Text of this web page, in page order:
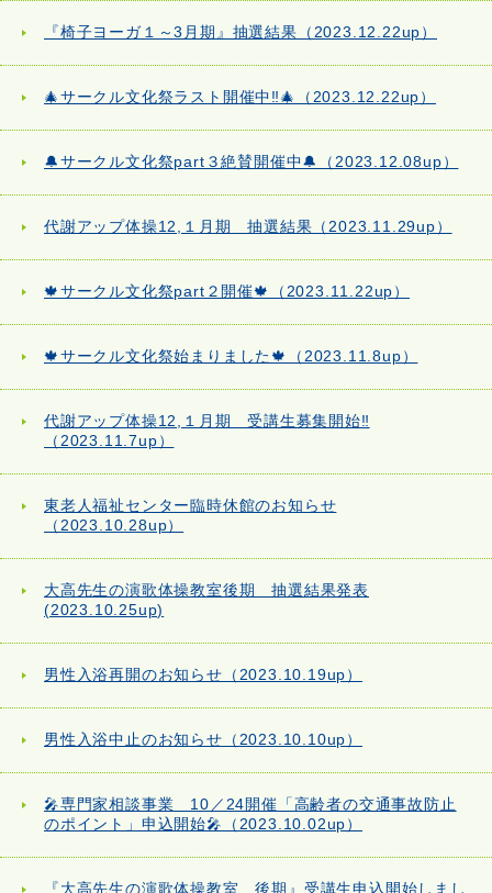
『椅子ヨーガ１～3月期』抽選結果（2023.12.22up）
🎄サークル文化祭ラスト開催中‼🎄（2023.12.22up）
🔔サークル文化祭part３絶賛開催中🔔（2023.12.08up）
代謝アップ体操12,１月期 抽選結果（2023.11.29up）
🍁サークル文化祭part２開催🍁（2023.11.22up）
🍁サークル文化祭始まりました🍁（2023.11.8up）
代謝アップ体操12,１月期 受講生募集開始‼
（2023.11.7up）
東老人福祉センター臨時休館のお知らせ
（2023.10.28up）
大高先生の演歌体操教室後期 抽選結果発表
(2023.10.25up)
男性入浴再開のお知らせ（2023.10.19up）
男性入浴中止のお知らせ（2023.10.10up）
🎤専門家相談事業 10／24開催「高齢者の交通事故防止
のポイント」申込開始🎤（2023.10.02up）
『大高先生の演歌体操教室 後期』受講生申込開始しまし